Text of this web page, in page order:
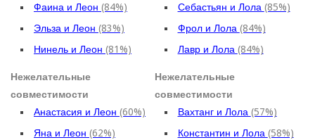
Фаина и Леон (84%)
Эльза и Леон (83%)
Нинель и Леон (81%)
Нежелательные
совместимости
Анастасия и Леон (60%)
Яна и Леон (62%)
Себастьян и Лола (85%)
Фрол и Лола (84%)
Лавр и Лола (84%)
Нежелательные
совместимости
Вахтанг и Лола (57%)
Константин и Лола (58%)